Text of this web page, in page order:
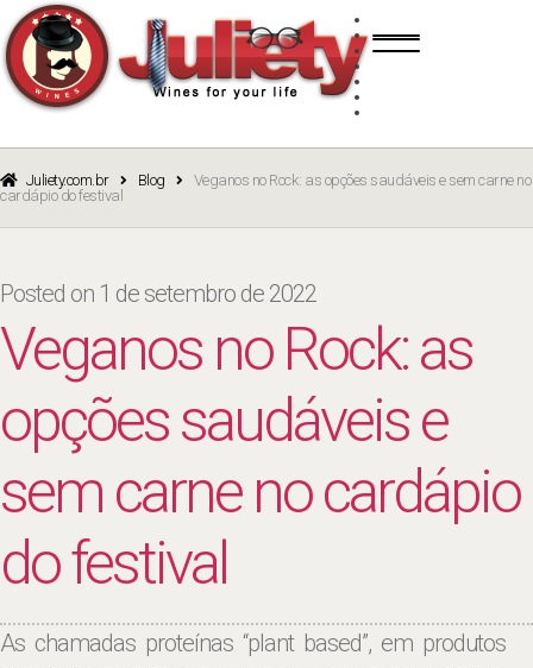
navigation
content
BRANCO
ROSÉ
Juliety.com.br Blog
Veganos no Rock: as opções saudáveis e sem carne no
cardápio do festival
Posted on 1 de setembro de 2022
Veganos no Rock: as
opções saudáveis e
sem carne no cardápio
do festival
As chamadas proteínas “plant based”, em produtos